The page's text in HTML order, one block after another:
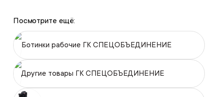
Посмотрите ещё:
Ботинки рабочие ГК СПЕЦОБЪЕДИНЕНИЕ
Другие товары ГК СПЕЦОБЪЕДИНЕНИЕ